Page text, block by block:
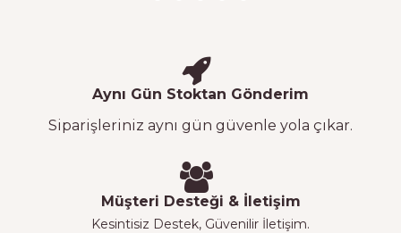
Aynı Gün Stoktan Gönderim
Siparişleriniz aynı gün güvenle yola çıkar.
Müşteri Desteği & İletişim
Kesintisiz Destek, Güvenilir İletişim.